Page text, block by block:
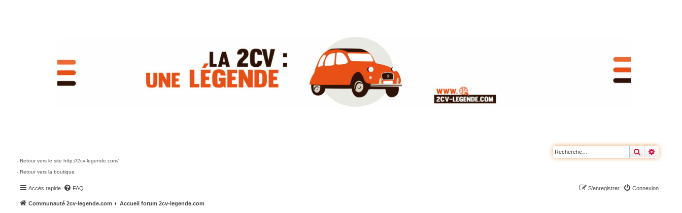
Rechercher
- Retour vers le site http://2cv-legende.com/
- Retour vers la boutique
Accès rapide FAQ Connexion
S’enregistrer
Communauté 2cv-legende.com Accueil forum 2cv-legende.com